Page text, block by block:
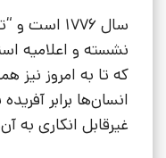
سال 1776
نشسته و اعلامیه
که تا به امروز نیز
انسان‌ها برابر
غیرقابل انکاری